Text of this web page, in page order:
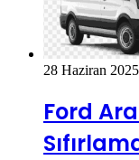
28 Haziran 2025
Ford